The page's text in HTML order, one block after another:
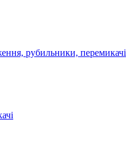
рубильники, перемикачі